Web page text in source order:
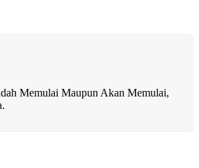
Memulai Maupun Akan Memulai,